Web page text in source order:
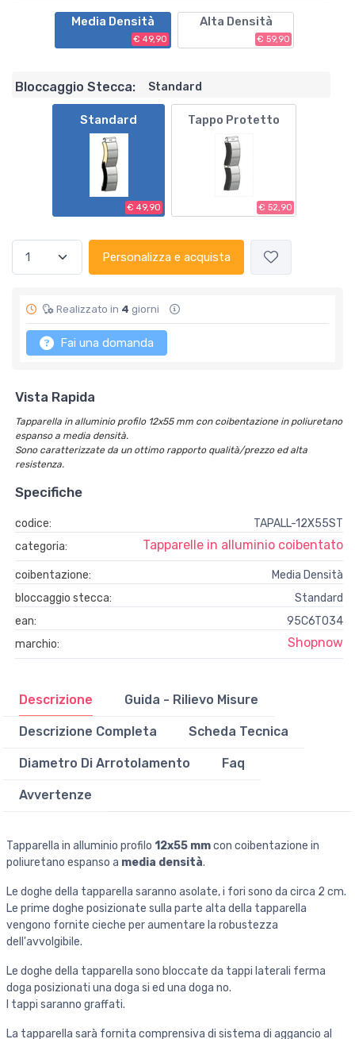
Media Densità
€ 49,90
Alta Densità
€ 59,90
Bloccaggio Stecca: Standard
Standard
€ 49,90
Tappo Protetto
€ 52,90
Personalizza e acquista
Realizzato in 4 giorni
Fai una domanda
Vista Rapida
Tapparella in alluminio profilo 12x55 mm con coibentazione in poliuretano
espanso a media densità.
Sono caratterizzate da un ottimo rapporto qualità/prezzo ed alta
resistenza.
Specifiche
codice:
TAPALL-12X55ST
categoria:
Tapparelle in alluminio coibentato
coibentazione:
Media Densità
bloccaggio stecca:
Standard
ean:
95C6T034
marchio:
Shopnow
Descrizione Guida - Rilievo Misure
Descrizione Completa Scheda Tecnica
Diametro Di Arrotolamento Faq
Avvertenze
Tapparella in alluminio profilo 12x55 mmcon coibentazione in
poliuretano espanso a media densità.
Le doghe della tapparella saranno asolate, i fori sono da circa 2 cm.
Le prime doghe posizionate sulla parte alta della tapparella
vengono fornite cieche per aumentare la robustezza
dell'avvolgibile.
Le doghe della tapparella sono bloccate da tappi laterali ferma
doga posizionati una doga si ed una doga no.
I tappi saranno graffati.
La tapparella sarà fornita comprensiva di sistema di aggancio al